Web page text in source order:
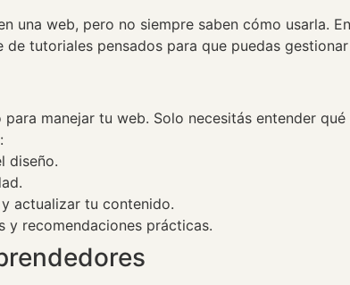
una web, pero no siempre saben cómo usarla.
de tutoriales pensados para que puedas
manejar tu web. Solo necesitás entender
diseño.
actualizar tu contenido.
y recomendaciones prácticas.